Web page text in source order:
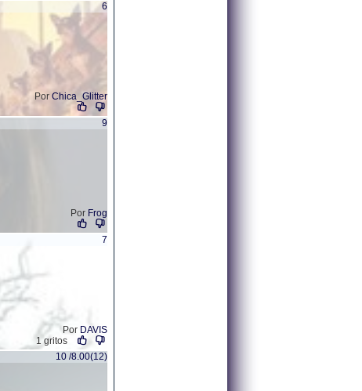
6
Por Chica_Glitter
9
Por Frog
7
Por DAVIS
1 gritos
10 /8.00(12)